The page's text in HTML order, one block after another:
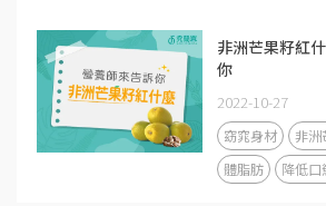
非洲芒果籽紅
你
2022-10-27
窈窕身材 非洲
體脂肪
降低口